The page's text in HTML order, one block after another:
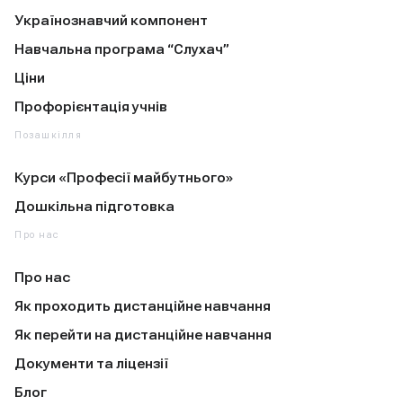
Українознавчий компонент
Навчальна програма “Слухач”
Ціни
Профорієнтація учнів
Позашкілля
Курси «Професії майбутнього»
Дошкільна підготовка
Про нас
Про нас
Як проходить дистанційне навчання
Як перейти на дистанційне навчання
Документи та ліцензії
Блог